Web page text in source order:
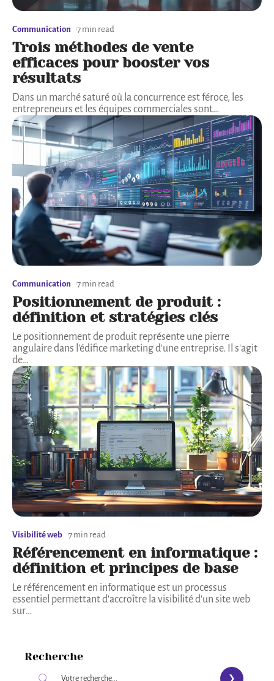
Communication 7 min read
Trois méthodes de vente
efficaces pour booster vos
résultats
Dans un marché saturé où la concurrence est féroce, les
entrepreneurs et les équipes commerciales sont…
Communication 7 min read
Positionnement de produit :
définition et stratégies clés
Le positionnement de produit représente une pierre
angulaire dans l'édifice marketing d'une entreprise. Il s'agit
de…
Visibilité web 7 min read
Référencement en informatique :
définition et principes de base
Le référencement en informatique est un processus
essentiel permettant d'accroître la visibilité d'un site web
sur…
Recherche